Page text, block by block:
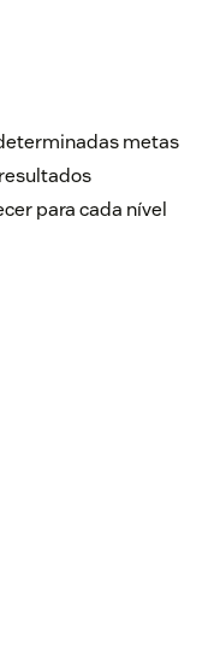
metas
para cada nível